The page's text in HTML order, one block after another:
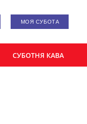
МОЯ СУБОТА
СУБОТНЯ КАВА